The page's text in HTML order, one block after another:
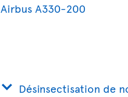
Airbus A330-200
Désinsectisation de